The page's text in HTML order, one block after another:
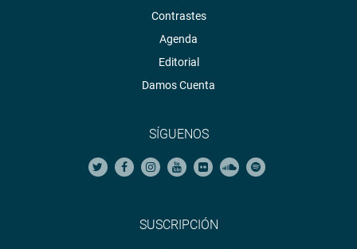
Contrastes
Agenda
Editorial
Damos Cuenta
SÍGUENOS
SUSCRIPCIÓN